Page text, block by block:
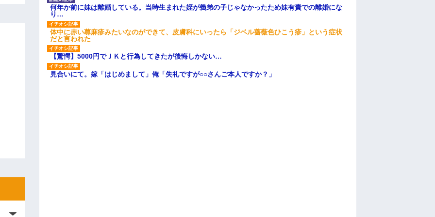
何年か前に妹は離婚している。当時生まれた姪が義弟の子じゃなかったため妹有責での離婚にな
り…
体中に赤い蕁麻疹みたいなのができて、皮膚科にいったら「ジベル薔薇色ひこう疹」という症状
だと言われた
【驚愕】5000円でＪＫと行為してきたが後悔しかない…
見合いにて。嫁「はじめまして」俺「失礼ですが○○さんご本人ですか？」